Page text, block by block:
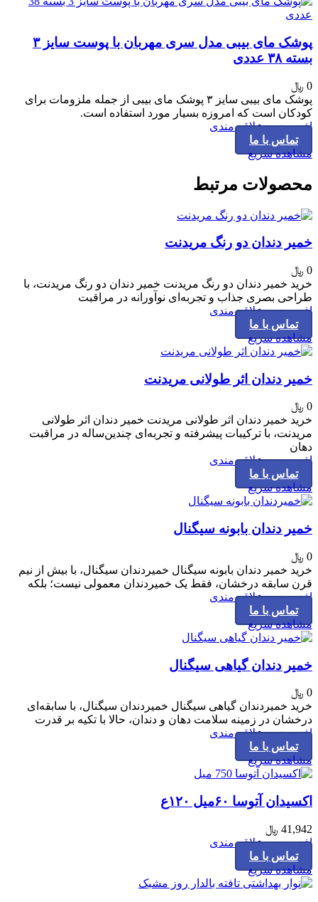
پوشک مای بیبی مدل سری مهربان با پوست سایز ۳
بسته ۳۸ عددی
0 ﷼
پوشک مای بیبی سایز ۳ پوشک مای بیبی از جمله ملزومات برای
کودکان است که امروزه بسیار مورد استفاده است.
افزودن به علاقه مندی
تماس با ما
مشاهده سریع
محصولات مرتبط
خمیر دندان دو رنگ مریدنت
0 ﷼
خرید خمیر دندان دو رنگ مریدنت خمیر دندان دو رنگ مریدنت، با
طراحی بصری جذاب و تجربه‌ای نوآورانه در مراقبت
افزودن به علاقه مندی
تماس با ما
مشاهده سریع
خمیر دندان اثر طولانی مریدنت
0 ﷼
خرید خمیر دندان اثر طولانی مریدنت خمیر دندان اثر طولانی
مریدنت، با ترکیبات پیشرفته و تجربه‌ای چندین‌ساله در مراقبت
دهان
افزودن به علاقه مندی
تماس با ما
مشاهده سریع
خمیر دندان بابونه سیگنال
0 ﷼
خرید خمیر دندان بابونه سیگنال خمیردندان سیگنال، با بیش از نیم
قرن سابقه درخشان، فقط یک خمیردندان معمولی نیست؛ بلکه
افزودن به علاقه مندی
تماس با ما
مشاهده سریع
خمیر دندان گیاهی سیگنال
0 ﷼
خرید خمیردندان گیاهی سیگنال خمیردندان سیگنال، با سابقه‌ای
درخشان در زمینه سلامت دهان و دندان، حالا با تکیه بر قدرت
افزودن به علاقه مندی
تماس با ما
مشاهده سریع
اکسیدان آتوسا ۶۰میل ۱۲۰ع
41,942 ﷼
افزودن به علاقه مندی
تماس با ما
مشاهده سریع